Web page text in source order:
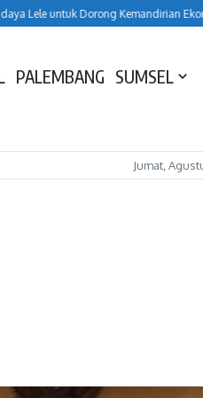
untuk Dorong Kemandirian Ekonomi
PALEMBANG SUMSEL
Jumat,